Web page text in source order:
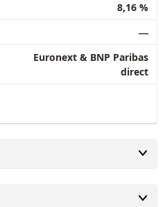
8,16 %
―
Euronext & BNP Paribas
direct